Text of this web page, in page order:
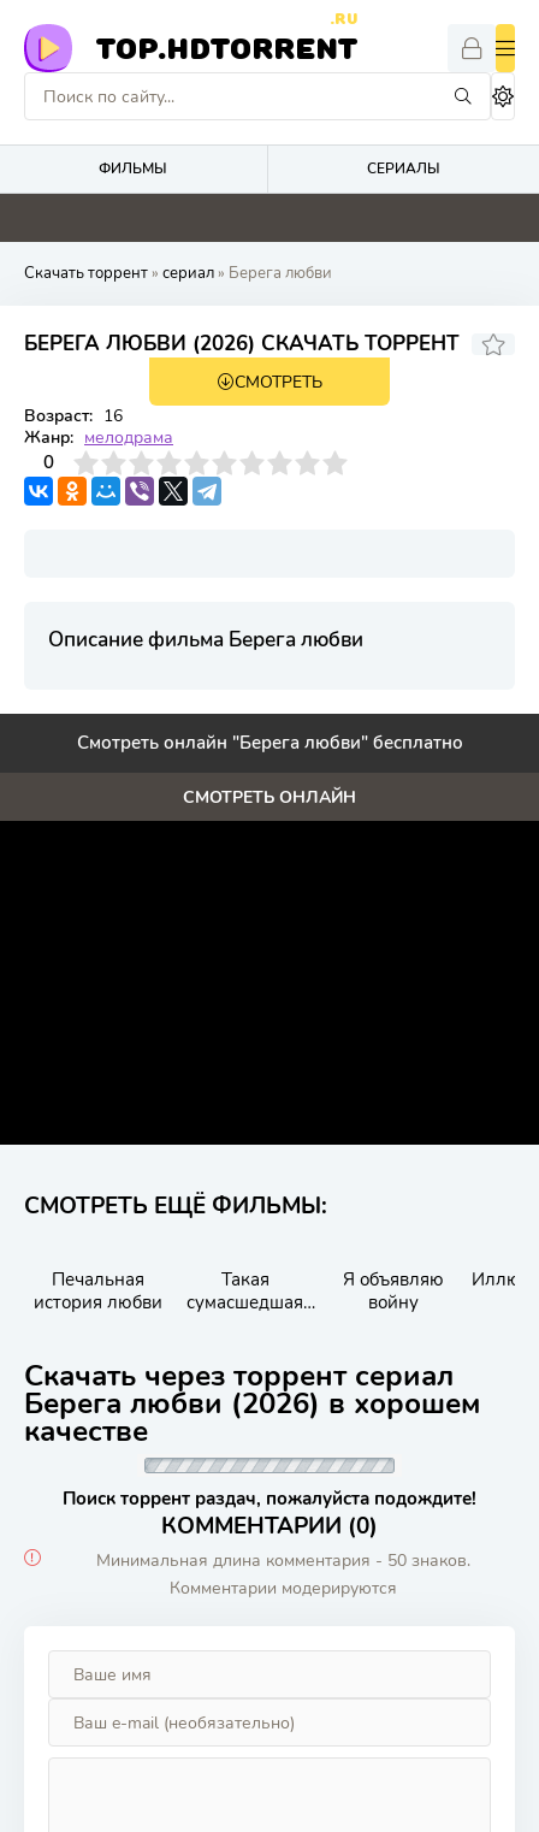
TOP.HDTORRENT
.RU
ФИЛЬМЫ СЕРИАЛЫ
4.1 0 4.8 8.8
Скачать торрент» сериал» Берега любви
БЕРЕГА ЛЮБВИ (2026) СКАЧАТЬ ТОРРЕНТ
1 сезон 12 серияСМОТРЕТЬ
Возраст: 16
Жанр: мелодрама
0
4 6 7 8 9 10
Описание фильма Берега любви
Смотреть онлайн "Берега любви" бесплатно
СМОТРЕТЬ ОНЛАЙН
СМОТРЕТЬ ЕЩЁ ФИЛЬМЫ:
Печальная
история любви
Такая
сумасшедшая
Я объявляю
войну
Скачать через торрент сериал
Берега любви (2026) в хорошем
качестве
Поиск торрент раздач, пожалуйста подождите!
КОММЕНТАРИИ (0)
Минимальная длина комментария - 50 знаков.
Комментарии модерируются